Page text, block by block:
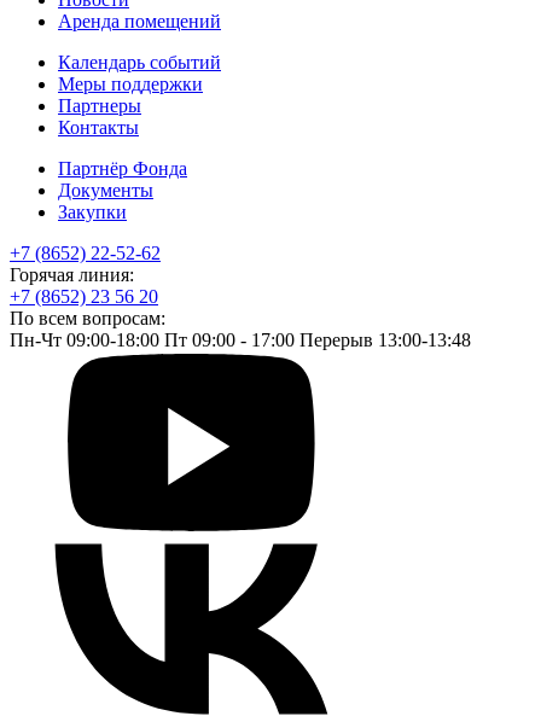
Аренда помещений
Календарь событий
Меры поддержки
Партнеры
Контакты
Партнёр Фонда
Документы
Закупки
+7 (8652) 22-52-62
Горячая линия:
+7 (8652) 23 56 20
По всем вопросам:
Пн-Чт 09:00-18:00 Пт 09:00 - 17:00 Перерыв 13:00-13:48